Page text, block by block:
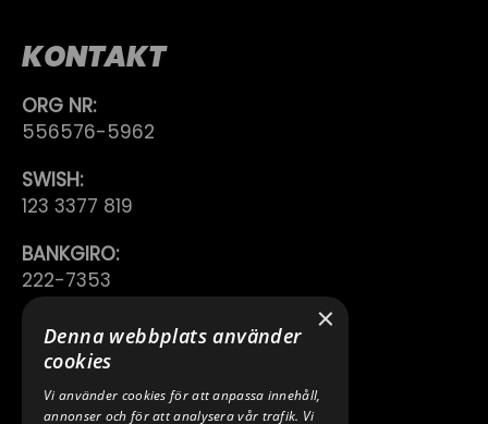
KONTAKT
ORG NR:
556576-5962
SWISH:
123 3377 819
BANKGIRO:
222-7353
TELEFON:
0640 200 50
E-POST:
×
Denna webbplats använder
cookies
Vi använder cookies för att anpassa innehåll,
annonser och för att analysera vår trafik. Vi